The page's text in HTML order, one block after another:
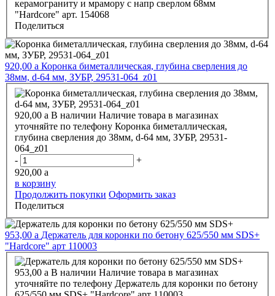
керамограниту и мрамору с напр сверлом 68мм
"Hardcore" арт. 154068
Поделиться
920,00 a Коронка биметаллическая, глубина сверления до
38мм, d-64 мм, ЗУБР, 29531-064_z01
920,00 a В наличии Наличие товара в магазинах
уточняйте по телефону Коронка биметаллическая,
глубина сверления до 38мм, d-64 мм, ЗУБР, 29531-
064_z01
-
+
920,00 a
в корзину
Продолжить покупки Оформить заказ
Поделиться
953,00 a Держатель для коронки по бетону 625/550 мм SDS+
"Hardcore" арт 110003
953,00 a В наличии Наличие товара в магазинах
уточняйте по телефону Держатель для коронки по бетону